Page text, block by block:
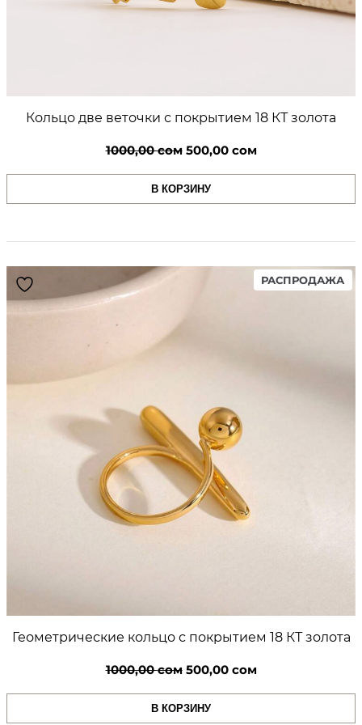
Кольцо две веточки с покрытием 18 КТ золота
1000,00сом Первоначальная
цена
составляла
500,00 сомТекущая
цена:
В КОРЗИНУ
РАСПРОДАЖА
ON
Геометрические кольцо с покрытием 18 КТ золота
1000,00сом Первоначальная
цена
составляла
500,00 сомТекущая
цена:
В КОРЗИНУ